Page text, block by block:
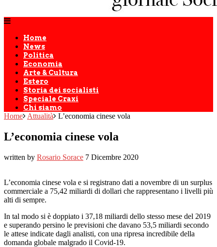
Home
News
Politica
Economia
Arte & Cultura
Estero
Storia dei socialisti
Speciale Craxi
Chi siamo
Home Attualità L’economia cinese vola
L’economia cinese vola
written by Rosario Sorace 7 Dicembre 2020
L’economia cinese vola e si registrano dati a novembre di un surplus
commerciale a 75,42 miliardi di dollari che rappresentano i livelli più
alti di sempre.
In tal modo si è doppiato i 37,18 miliardi dello stesso mese del 2019
e superando persino le previsioni che davano 53,5 miliardi secondo
le attese indicate dagli analisti, con una ripresa incredibile della
domanda globale malgrado il Covid-19.